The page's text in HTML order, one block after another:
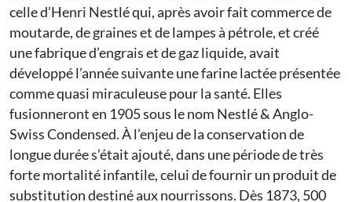
celle d’Henri Nestlé qui, après avoir fait commerce de
moutarde, de graines et de lampes à pétrole, et créé
une fabrique d’engrais et de gaz liquide, avait
développé l’année suivante une farine lactée présentée
comme quasi miraculeuse pour la santé. Elles
fusionneront en 1905 sous le nom Nestlé & Anglo-
Swiss Condensed. À l’enjeu de la conservation de
longue durée s’était ajouté, dans une période de très
forte mortalité infantile, celui de fournir un produit de
substitution destiné aux nourrissons. Dès 1873, 500